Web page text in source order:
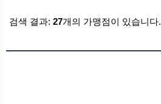
검색 결과: 27개의 가맹점이 있습니다.